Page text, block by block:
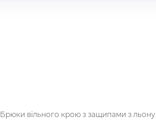
Брюки вільного крою з защипами з льону